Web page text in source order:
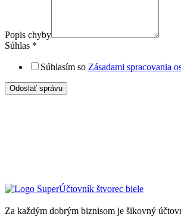
Popis chyby
Súhlas *
Súhlasím so Zásadami spracovania
Odoslať správu
Za každým dobrým biznisom je šikovný